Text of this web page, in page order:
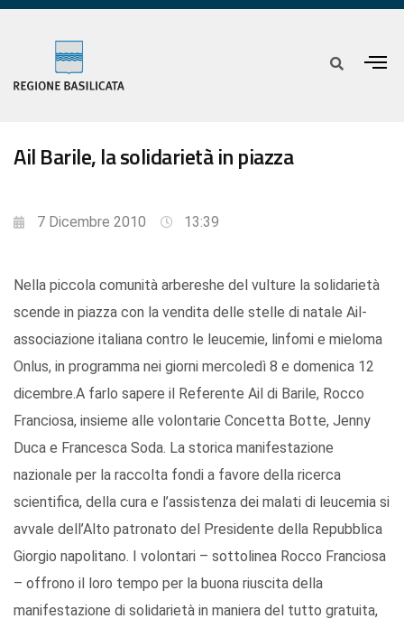
Ail Barile, la solidarietà in piazza
7 Dicembre 2010 13:39
Nella piccola comunità arbereshe del vulture la solidarietà
scende in piazza con la vendita delle stelle di natale Ail-
associazione italiana contro le leucemie, linfomi e mieloma
Onlus, in programma nei giorni mercoledì 8 e domenica 12
dicembre.A farlo sapere il Referente Ail di Barile, Rocco
Franciosa, insieme alle volontarie Concetta Botte, Jenny
Duca e Francesca Soda. La storica manifestazione
nazionale per la raccolta fondi a favore della ricerca
scientifica, della cura e l’assistenza dei malati di leucemia si
avvale dell’Alto patronato del Presidente della Repubblica
Giorgio napolitano. I volontari – sottolinea Rocco Franciosa
– offrono il loro tempo per la buona riuscita della
manifestazione di solidarietà in maniera del tutto gratuita,